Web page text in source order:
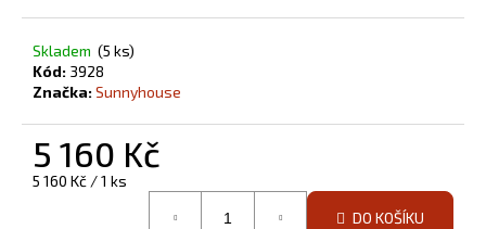
Skladem (5 ks)
Kód: 3928
Značka:Sunnyhouse
5 160 Kč
Měrná
5 160 Kč / 1 ks
DO KOŠÍKU
e
PŘÍRODNÍ
INFRAPANEL
360
W
PŘISAZENÝ